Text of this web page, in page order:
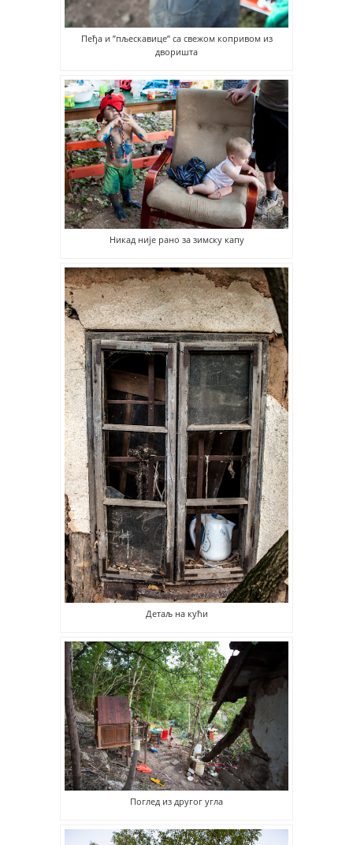
Пеђа и ”пљескавице” са свежом копривом из
дворишта
Никад није рано за зимску капу
Детаљ на кући
Поглед из другог угла